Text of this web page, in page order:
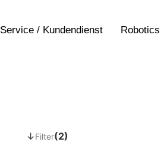
Service / Kundendienst Robotics
↓Filter(2)